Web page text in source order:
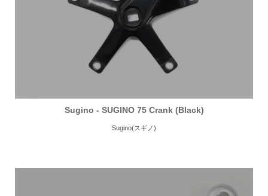
Sugino - SUGINO 75 Crank (Black)
Sugino(スギノ)